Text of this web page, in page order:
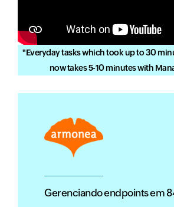
"Everyday tasks which took up to 30
now takes 5-10 minutes with
Gerenciando endpoints em